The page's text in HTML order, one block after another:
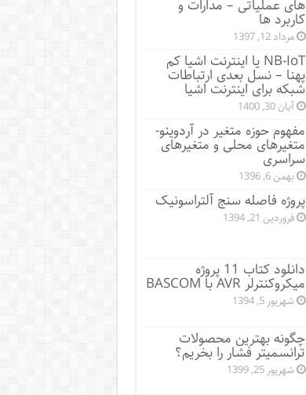
های عملیاتی – مدارات و
کاربرد ها
مرداد 12, 1397
NB-IoT یا اینترنت اشیا کم
پهنا – نسل بعدی ارتباطات
شبکه برای اینترنت اشیا
آبان 30, 1400
مفهوم حوزه متغیر در آردوینو-
متغیرهای محلی و متغیرهای
سراسری
بهمن 6, 1396
پروژه فاصله سنج آلتراسونیک
فروردین 21, 1394
دانلود کتاب 11 پروژه
میکروکنترلر AVR با BASCOM
شهریور 5, 1394
چگونه بهترین محصولات
ترانسمیتر فشار را بخریم؟
شهریور 25, 1399